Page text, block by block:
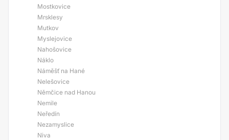
Mostkovice
Mrsklesy
Mutkov
Myslejovice
Nahošovice
Náklo
Náměšť na Hané
Nelešovice
Němčice nad Hanou
Nemile
Neředín
Nezamyslice
Niva